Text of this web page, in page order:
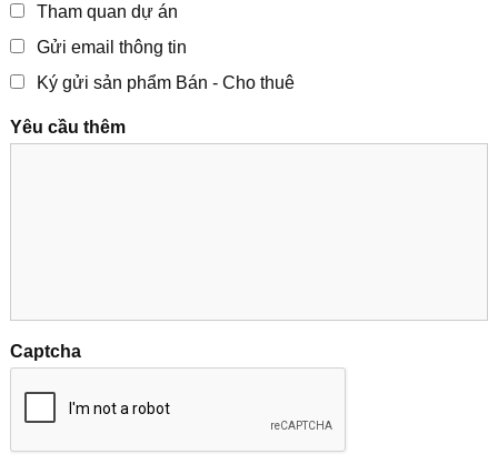
Tham quan dự án
Gửi email thông tin
Ký gửi sản phẩm Bán - Cho thuê
Yêu cầu thêm
Captcha